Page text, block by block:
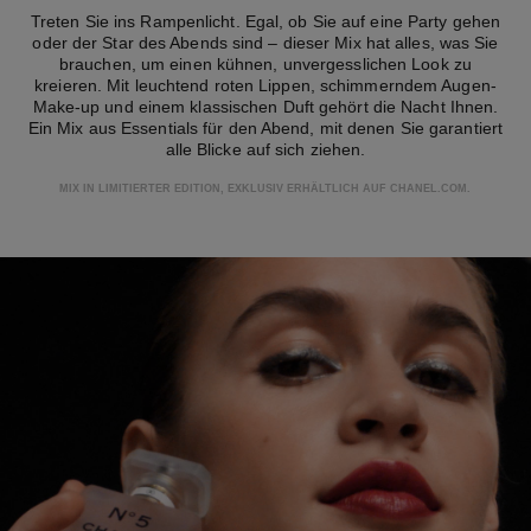
Treten Sie ins Rampenlicht. Egal, ob Sie auf eine Party gehen
oder der Star des Abends sind – dieser Mix hat alles, was Sie
brauchen, um einen kühnen, unvergesslichen Look zu
kreieren. Mit leuchtend roten Lippen, schimmerndem Augen-
Make-up und einem klassischen Duft gehört die Nacht Ihnen.
Ein Mix aus Essentials für den Abend, mit denen Sie garantiert
alle Blicke auf sich ziehen.
MIX IN LIMITIERTER EDITION, EXKLUSIV ERHÄLTLICH AUF CHANEL.COM.